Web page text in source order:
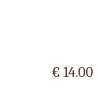
€ 14.00